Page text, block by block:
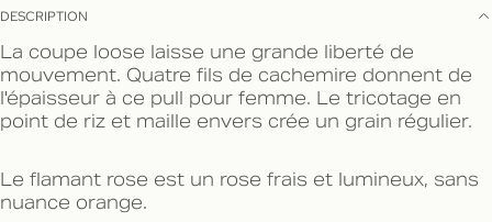
DESCRIPTION
La coupe loose laisse une grande liberté de
mouvement. Quatre fils de cachemire donnent de
l'épaisseur à ce pull pour femme. Le tricotage en
point de riz et maille envers crée un grain régulier.
Le flamant rose est un rose frais et lumineux, sans
nuance orange.